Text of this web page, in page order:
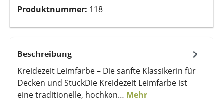
Produktnummer: 118
Beschreibung
Kreidezeit Leimfarbe – Die sanfte Klassikerin für
Decken und StuckDie Kreidezeit Leimfarbe ist
eine traditionelle, hochkon… Mehr